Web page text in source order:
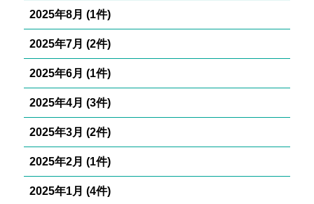
2025年8月 (1件)
2025年7月 (2件)
2025年6月 (1件)
2025年4月 (3件)
2025年3月 (2件)
2025年2月 (1件)
2025年1月 (4件)